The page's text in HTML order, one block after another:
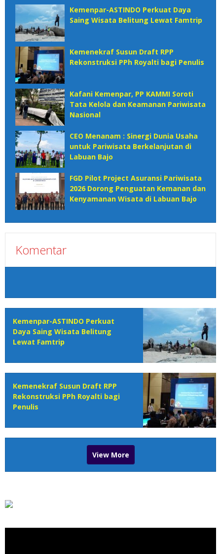
Kemenpar-ASTINDO Perkuat Daya
Saing Wisata Belitung Lewat Famtrip
Kemenekraf Susun Draft RPP
Rekonstruksi PPh Royalti bagi Penulis
Kafani Kemenpar, PP KAMMI Soroti
Tata Kelola dan Keamanan Pariwisata
Nasional‎
CEO Menanam : Sinergi Dunia Usaha
untuk Pariwisata Berkelanjutan di
Labuan Bajo
FGD Pilot Project Asuransi Pariwisata
2026 Dorong Penguatan Kemanan dan
Kenyamanan Wisata di Labuan Bajo
Komentar
Kemenpar-ASTINDO Perkuat
Daya Saing Wisata Belitung
Lewat Famtrip
Kemenekraf Susun Draft RPP
Rekonstruksi PPh Royalti bagi
Penulis
View More